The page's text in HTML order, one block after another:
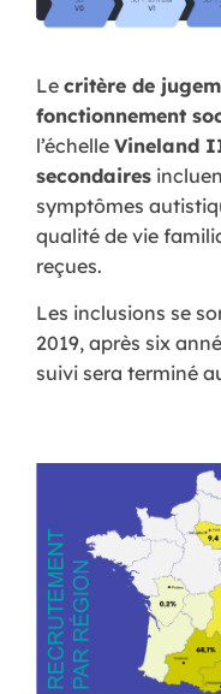
Le critère de
fonctionnement
l’échelle Vineland
secondaires
symptômes
qualité de vie
reçues.
Les inclusions se
2019, après six
suivi sera terminé